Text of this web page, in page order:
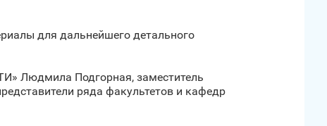
для дальнейшего детального
Людмила Подгорная, заместитель
ряда факультетов и кафедр